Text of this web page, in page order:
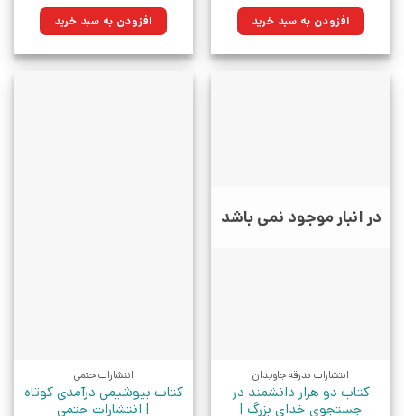
۳۵۲,۰۰۰تومان
بود.
۲۵۱,۶۸۰تومان.افزودن به سبد خرید ۵۸۰,۰۰۰تومان
بود.
۴۱۴,۷۰۰تومان.افزودن به سبد خرید
در انبار موجود نمی باشد
انتشارات بدرقه جاویدان
کتاب دو هزار دانشمند در
جستجوی خدای بزرگ |
انتشارات حتمی
کتاب بیوشیمی درآمدی کوتاه
| انتشارات حتمی